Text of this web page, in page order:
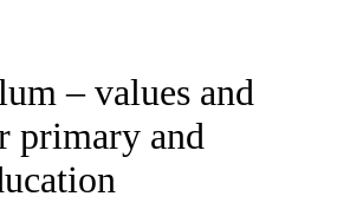
– values and
primary and